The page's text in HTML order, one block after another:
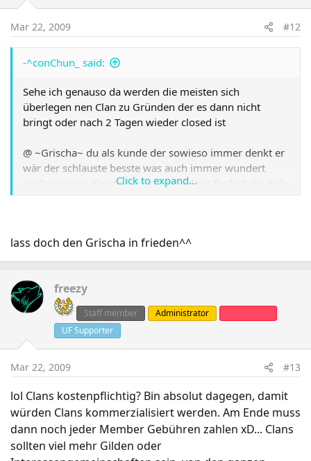
Mar 22, 2009 #12
-^conChun_ said:
Sehe ich genauso da werden die meisten sich
überlegen nen Clan zu Gründen der es dann nicht
bringt oder nach 2 Tagen wieder closed ist
@ ~Grischa~ du als kunde der sowieso immer denkt er
wär der schlauste besste was auch immer wundert
mich sowieso das du immer noch clans findest die dich
aufnehmen.
Click to expand...
lass doch den Grischa in frieden^^
freezy
Staff member Administrator
UF Supporter
Mar 22, 2009 #13
lol Clans kostenpflichtig? Bin absolut dagegen, damit
würden Clans kommerzialisiert werden. Am Ende muss
dann noch jeder Member Gebühren zahlen xD... Clans
sollten viel mehr Gilden oder